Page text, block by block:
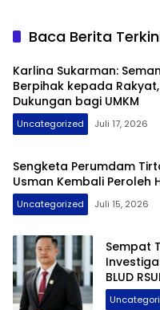
Baca Berita
Karlina Sukarman:
Berpihak kepada
Dukungan bagi UMKM
Uncategorized Juli 17, 2026
Sengketa Perumdam
Usman Kembali Peroleh
Uncategorized Juli 15, 2026
Sempat
BLUD
Digelar